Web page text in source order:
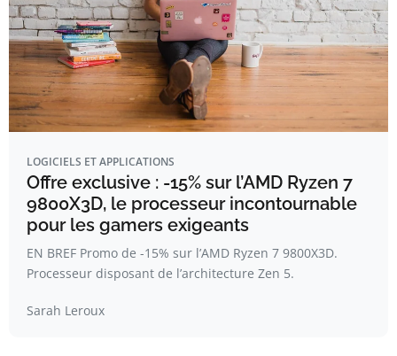
LOGICIELS ET APPLICATIONS
Offre exclusive : -15% sur l’AMD Ryzen 7
9800X3D, le processeur incontournable
pour les gamers exigeants
EN BREF Promo de -15% sur l’AMD Ryzen 7 9800X3D.
Processeur disposant de l’architecture Zen 5.
Sarah Leroux